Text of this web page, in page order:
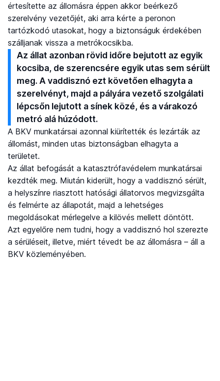
értesítette az állomásra éppen akkor beérkező
szerelvény vezetőjét, aki arra kérte a peronon
tartózkodó utasokat, hogy a biztonságuk érdekében
szálljanak vissza a metrókocsikba.
Az állat azonban rövid időre bejutott az egyik
kocsiba, de szerencsére egyik utas sem sérült
meg. A vaddisznó ezt követően elhagyta a
szerelvényt, majd a pályára vezető szolgálati
lépcsőn lejutott a sínek közé, és a várakozó
metró alá húzódott.
A BKV munkatársai azonnal kiürítették és lezárták az
állomást, minden utas biztonságban elhagyta a
területet.
Az állat befogását a katasztrófavédelem munkatársai
kezdték meg. Miután kiderült, hogy a vaddisznó sérült,
a helyszínre riasztott hatósági állatorvos megvizsgálta
és felmérte az állapotát, majd a lehetséges
megoldásokat mérlegelve a kilövés mellett döntött.
Azt egyelőre nem tudni, hogy a vaddisznó hol szerezte
a sérüléseit, illetve, miért tévedt be az állomásra – áll a
BKV közleményében.